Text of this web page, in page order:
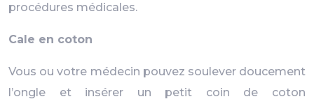
procédures médicales.
Cale en coton
Vous ou votre médecin pouvez soulever doucement
l’ongle et insérer un petit coin de coton